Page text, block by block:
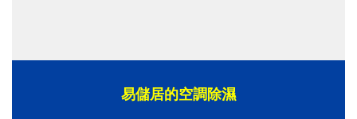
易儲居的空調除濕